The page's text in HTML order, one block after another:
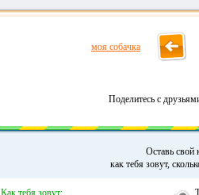
моя собачка
Поделитесь с
Оставь свой
как тебя зовут,
Как тебя зовут: